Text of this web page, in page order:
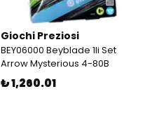
Giochi Preziosi
BEY06000 Beyblade 1li Set
Arrow Mysterious 4-80B
₺ 1,260.01